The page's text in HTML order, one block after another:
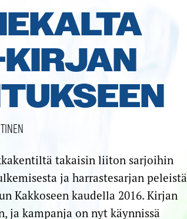
takaisin liiton sarjoihin
ja harrastesarjan peleistä
Kakkoseen kaudella 2016. Kirjan
ja kampanja on nyt käynnissä